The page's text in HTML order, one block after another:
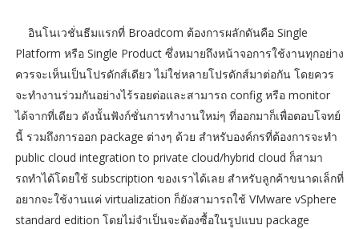
อินโนเวชั่นธีมแรกที่ Broadcom ต้องการผลักดันคือ Single
Platform หรือ Single Product ซึ่งหมายถึงหน้าจอการใช้งานทุกอย่าง
ควรจะเห็นเป็นโปรดักส์เดียว ไม่ใช่หลายโปรดักส์มาต่อกัน โดยควร
จะทำงานร่วมกันอย่างไร้รอยต่อและสามารถ config หรือ monitor
ได้จากที่เดียว ดังนั้นฟังก์ชั่นการทำงานใหม่ๆ ที่ออกมาก็เพื่อตอบโจทย์
นี้ รวมถึงการออก package ต่างๆ ด้วย สําหรับองค์กรที่ต้องการจะทํา
public cloud integration to private cloud/hybrid cloud ก็สามา
รถทําได้โดยใช้ subscription ของเราได้เลย สำหรับลูกค้าขนาดเล็กที่
อยากจะใช้งานแค่ virtualization ก็ยังสามารถใช้ VMware vSphere
standard edition โดยไม่จำเป็นจะต้องซื้อในรูปแบบ package